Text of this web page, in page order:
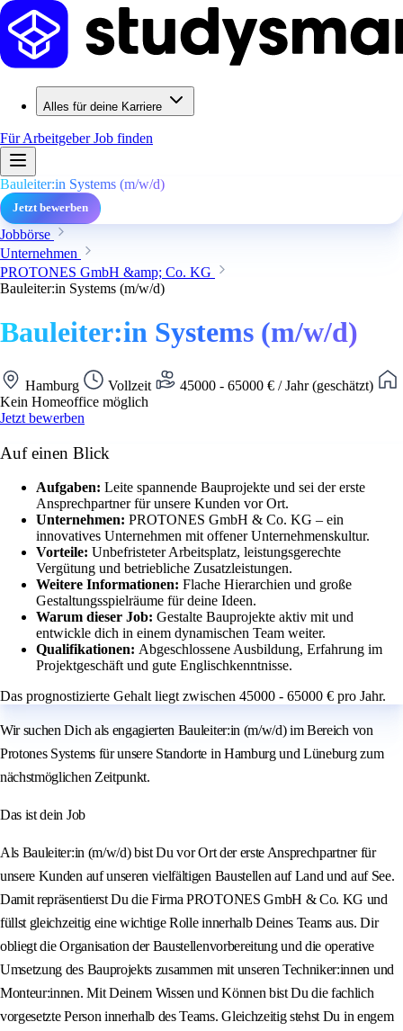
Alles für deine Karriere
Für ArbeitgeberJob finden
Bauleiter:in Systems (m/w/d)
Jetzt bewerben
Jobbörse
Unternehmen
PROTONES GmbH &amp; Co. KG
Bauleiter:in Systems (m/w/d)
Bauleiter:in Systems (m/w/d)
Hamburg Vollzeit
45000 - 65000 € / Jahr (geschätzt)
Kein Homeoffice möglich
Jetzt bewerben
Auf einen Blick
Aufgaben: Leite spannende Bauprojekte und sei der erste
Ansprechpartner für unsere Kunden vor Ort.
Unternehmen: PROTONES GmbH & Co. KG – ein
innovatives Unternehmen mit offener Unternehmenskultur.
Vorteile: Unbefristeter Arbeitsplatz, leistungsgerechte
Vergütung und betriebliche Zusatzleistungen.
Weitere Informationen: Flache Hierarchien und große
Gestaltungsspielräume für deine Ideen.
Warum dieser Job: Gestalte Bauprojekte aktiv mit und
entwickle dich in einem dynamischen Team weiter.
Qualifikationen: Abgeschlossene Ausbildung, Erfahrung im
Projektgeschäft und gute Englischkenntnisse.
Das prognostizierte Gehalt liegt zwischen 45000 - 65000 € pro Jahr.
Wir suchen Dich als engagierten Bauleiter:in (m/w/d) im Bereich von
Protones Systems für unsere Standorte in Hamburg und Lüneburg zum
nächstmöglichen Zeitpunkt.
Das ist dein Job
Als Bauleiter:in (m/w/d) bist Du vor Ort der erste Ansprechpartner für
unsere Kunden auf unseren vielfältigen Baustellen auf Land und auf See.
Damit repräsentierst Du die Firma PROTONES GmbH & Co. KG und
füllst gleichzeitig eine wichtige Rolle innerhalb Deines Teams aus. Dir
obliegt die Organisation der Baustellenvorbereitung und die operative
Umsetzung des Bauprojekts zusammen mit unseren Techniker:innen und
Monteur:innen. Mit Deinem Wissen und Können bist Du die fachlich
vorgesetzte Person innerhalb des Teams. Gleichzeitig stehst Du in engem